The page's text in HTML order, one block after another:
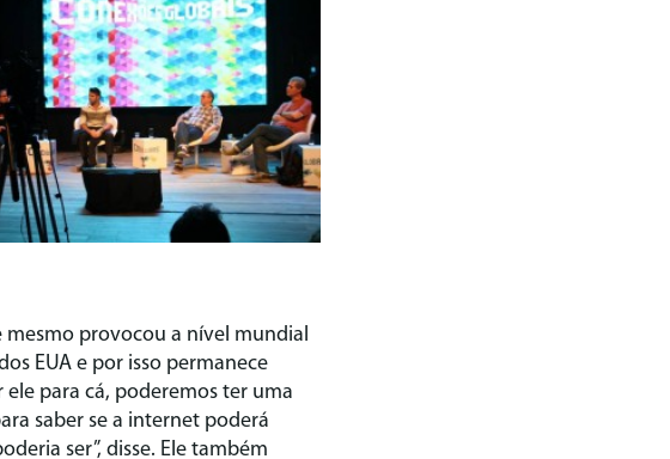
provocou a nível mundial
EUA e por isso permanece
ele para cá, poderemos ter uma
saber se a internet poderá
ser”, disse. Ele também